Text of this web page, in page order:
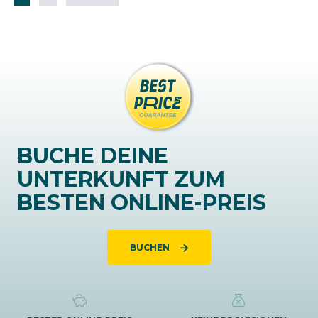
BUCHE DEINE
UNTERKUNFT ZUM
BESTEN ONLINE-PREIS
BUCHEN